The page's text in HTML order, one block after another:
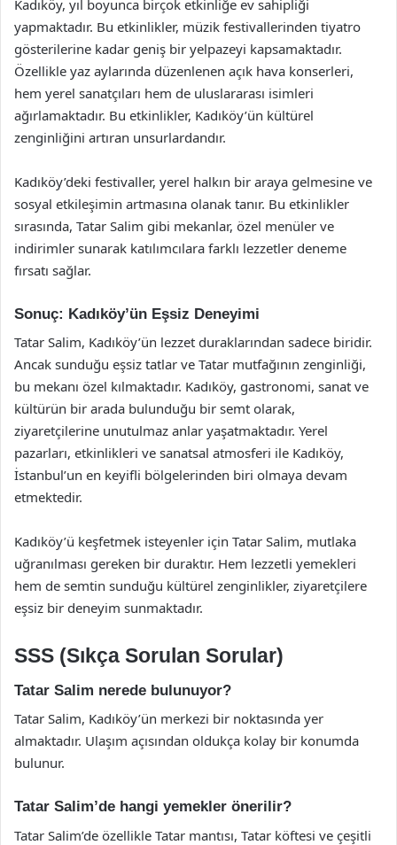
Kadıköy, yıl boyunca birçok etkinliğe ev sahipliği
yapmaktadır. Bu etkinlikler, müzik festivallerinden tiyatro
gösterilerine kadar geniş bir yelpazeyi kapsamaktadır.
Özellikle yaz aylarında düzenlenen açık hava konserleri,
hem yerel sanatçıları hem de uluslararası isimleri
ağırlamaktadır. Bu etkinlikler, Kadıköy’ün kültürel
zenginliğini artıran unsurlardandır.
Kadıköy’deki festivaller, yerel halkın bir araya gelmesine ve
sosyal etkileşimin artmasına olanak tanır. Bu etkinlikler
sırasında, Tatar Salim gibi mekanlar, özel menüler ve
indirimler sunarak katılımcılara farklı lezzetler deneme
fırsatı sağlar.
Sonuç: Kadıköy’ün Eşsiz Deneyimi
Tatar Salim, Kadıköy’ün lezzet duraklarından sadece biridir.
Ancak sunduğu eşsiz tatlar ve Tatar mutfağının zenginliği,
bu mekanı özel kılmaktadır. Kadıköy, gastronomi, sanat ve
kültürün bir arada bulunduğu bir semt olarak,
ziyaretçilerine unutulmaz anlar yaşatmaktadır. Yerel
pazarları, etkinlikleri ve sanatsal atmosferi ile Kadıköy,
İstanbul’un en keyifli bölgelerinden biri olmaya devam
etmektedir.
Kadıköy’ü keşfetmek isteyenler için Tatar Salim, mutlaka
uğranılması gereken bir duraktır. Hem lezzetli yemekleri
hem de semtin sunduğu kültürel zenginlikler, ziyaretçilere
eşsiz bir deneyim sunmaktadır.
SSS (Sıkça Sorulan Sorular)
Tatar Salim nerede bulunuyor?
Tatar Salim, Kadıköy’ün merkezi bir noktasında yer
almaktadır. Ulaşım açısından oldukça kolay bir konumda
bulunur.
Tatar Salim’de hangi yemekler önerilir?
Tatar Salim’de özellikle Tatar mantısı, Tatar köftesi ve çeşitli